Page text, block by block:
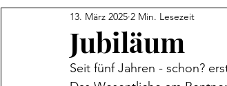
Gesellschaft und Politik Liberalismus
Romanprojekt Level zwei Lektüre
Jubiläum
13. März 2025 2 Min. Lesezeit
Seit fünf Jahren - schon?